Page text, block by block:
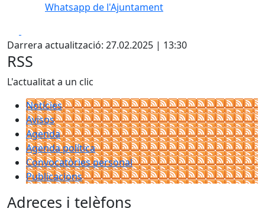
Whatsapp de l'Ajuntament
Darrera actualització: 27.02.2025 | 13:30
RSS
L'actualitat a un clic
Notícies
Avisos
Agenda
Agenda política
Convocatòries personal
Publicacions
Adreces i telèfons